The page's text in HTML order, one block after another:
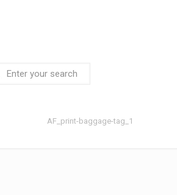
AF_print-baggage-tag_1